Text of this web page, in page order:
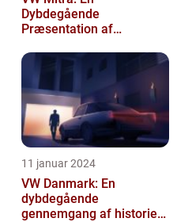
Dybdegående
Præsentation af
Familiebil
11 januar 2024
VW Danmark: En
dybdegående
gennemgang af historien